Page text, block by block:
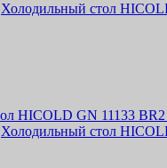
Холодильный стол
Холодильный стол